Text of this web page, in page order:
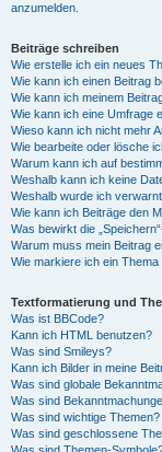
anzumelden.
Beiträge schreiben
Wie erstelle ich ein neues
Wie kann ich einen Beitrag
Wie kann ich meinem
Wie kann ich eine Umfrage
Wieso kann ich nicht mehr
Wie bearbeite oder lösche
Warum kann ich auf
Weshalb kann ich keine
Weshalb wurde ich
Wie kann ich Beiträge den
Was bewirkt die
Warum muss mein Beitrag
Wie markiere ich ein Thema
Textformatierung und
Was ist BBCode?
Kann ich HTML benutzen?
Was sind Smileys?
Kann ich Bilder in meine
Was sind globale
Was sind
Was sind wichtige Themen?
Was sind geschlossene